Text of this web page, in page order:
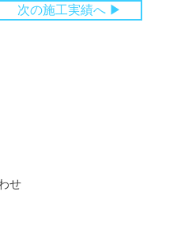
次の施工実績へ ▶
せ